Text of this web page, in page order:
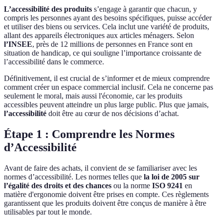
L’accessibilité des produits s’engage à garantir que chacun, y
compris les personnes ayant des besoins spécifiques, puisse accéder
et utiliser des biens ou services. Cela inclut une variété de produits,
allant des appareils électroniques aux articles ménagers. Selon
l’INSEE, près de 12 millions de personnes en France sont en
situation de handicap, ce qui souligne l’importance croissante de
l’accessibilité dans le commerce.
Définitivement, il est crucial de s’informer et de mieux comprendre
comment créer un espace commercial inclusif. Cela ne concerne pas
seulement le moral, mais aussi l'économie, car les produits
accessibles peuvent atteindre un plus large public. Plus que jamais,
l’accessibilité doit être au cœur de nos décisions d’achat.
Étape 1 : Comprendre les Normes
d’Accessibilité
Avant de faire des achats, il convient de se familiariser avec les
normes d’accessibilité. Les normes telles que la loi de 2005 sur
l’égalité des droits et des chances ou la norme ISO 9241 en
matière d'ergonomie doivent être prises en compte. Ces règlements
garantissent que les produits doivent être conçus de manière à être
utilisables par tout le monde.